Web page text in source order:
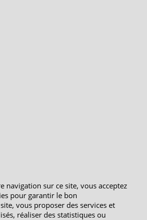
navigation sur ce site, vous acceptez
pour garantir le bon
vous proposer des services et
réaliser des statistiques ou